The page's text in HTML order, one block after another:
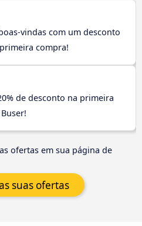
vindas com um desconto
compra!
de desconto na primeira
ofertas em sua página de
suas ofertas